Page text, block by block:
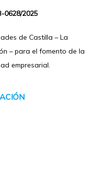
0628/2025
de Castilla – La
– para el fomento de la
empresarial.